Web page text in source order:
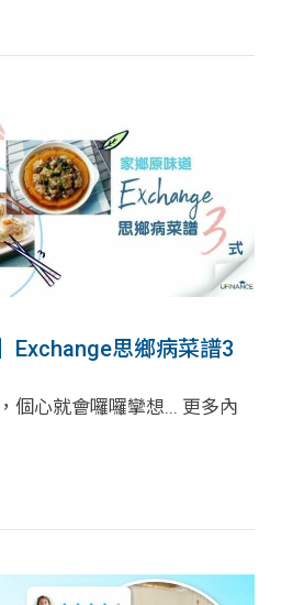
Exchange思鄉病菜譜3
個心就會囉囉攣想... 更多內